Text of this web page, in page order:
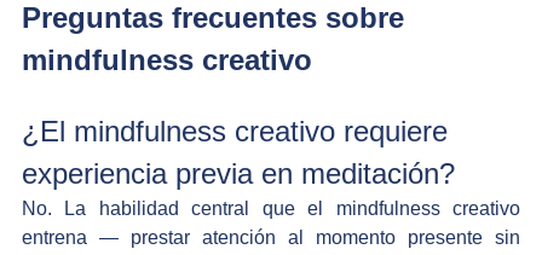
Preguntas frecuentes sobre
mindfulness creativo
¿El mindfulness creativo requiere
experiencia previa en meditación?
No. La habilidad central que el mindfulness creativo
entrena — prestar atención al momento presente sin